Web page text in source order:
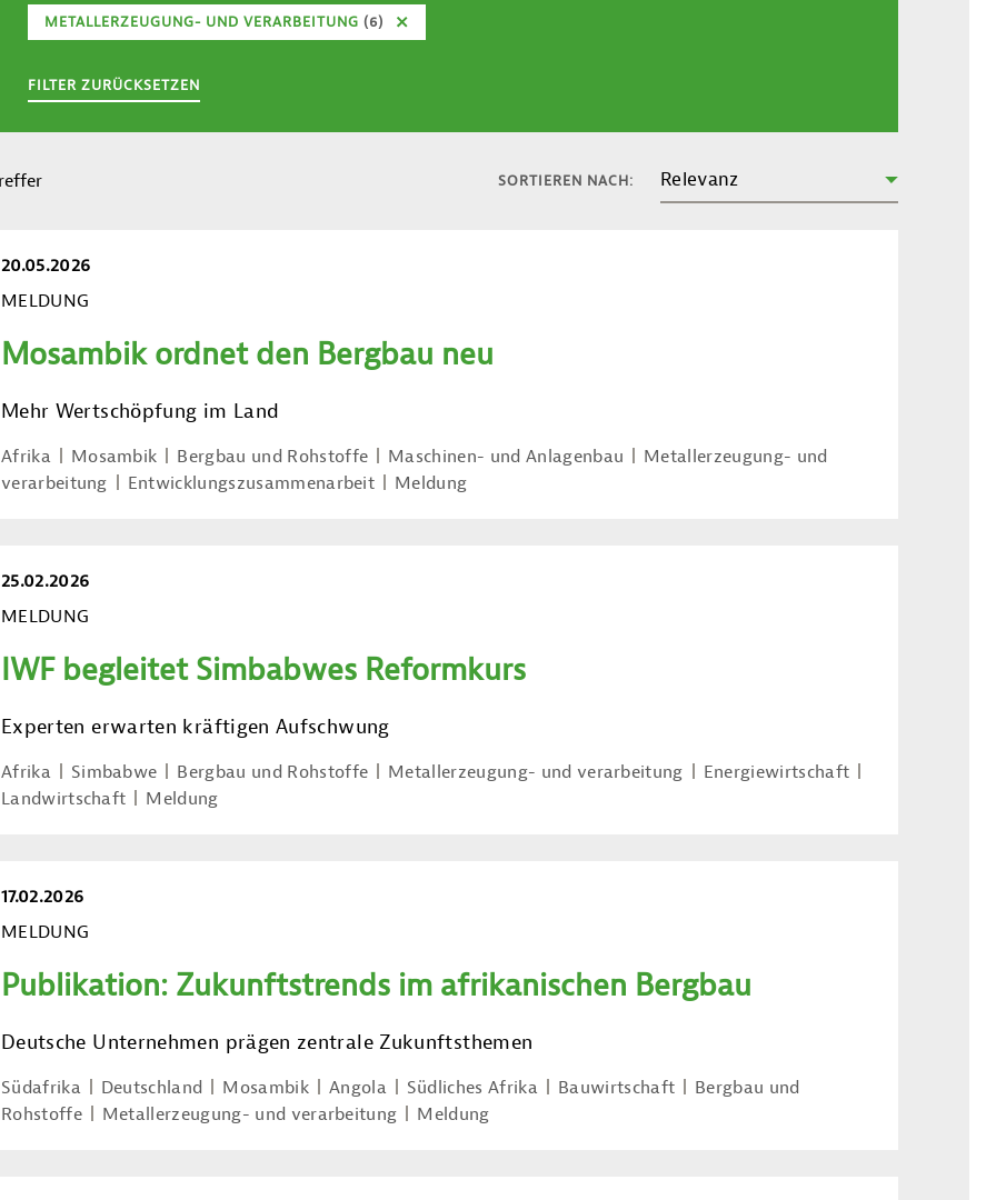
METALLERZEUGUNG- UND VERARBEITUNG (6)
FILTER ZURÜCKSETZEN
SORTIEREN NACH: Relevanz
20.05.2026
MELDUNG
Mosambik ordnet den Bergbau neu
Mehr Wertschöpfung im Land
Afrika Mosambik Bergbau und Rohstoffe Maschinen- und Anlagenbau
Metallerzeugung- und
verarbeitung
Entwicklungszusammenarbeit Meldung
25.02.2026
MELDUNG
IWF begleitet Simbabwes Reformkurs
Experten erwarten kräftigen Aufschwung
Afrika Simbabwe Bergbau und Rohstoffe Metallerzeugung- und verarbeitung
Energiewirtschaft
Landwirtschaft
Meldung
17.02.2026
MELDUNG
Publikation: Zukunftstrends im afrikanischen Bergbau
Deutsche Unternehmen prägen zentrale Zukunftsthemen
Südafrika Deutschland Mosambik Angola Südliches Afrika Bauwirtschaft
Bergbau und
Rohstoffe
Metallerzeugung- und verarbeitung Meldung